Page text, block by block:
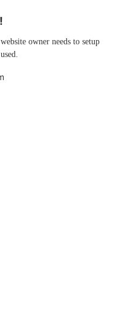
owner needs to setup